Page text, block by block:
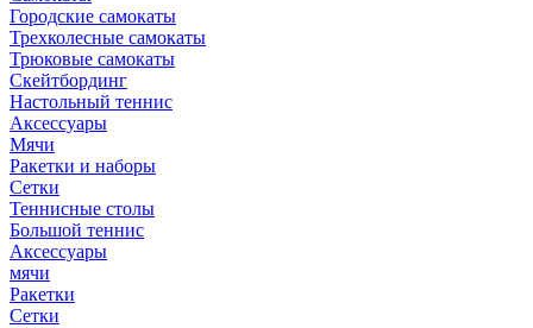
Городские самокаты
Трехколесные самокаты
Трюковые самокаты
Скейтбординг
Настольный теннис
Аксессуары
Мячи
Ракетки и наборы
Сетки
Теннисные столы
Большой теннис
Аксессуары
мячи
Ракетки
Сетки